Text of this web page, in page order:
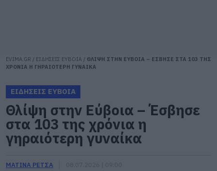
EVIMA.GR / ΕΙΔΗΣΕΙΣ ΕΥΒΟΙΑ / ΘΛΙΨΗ ΣΤΗΝ ΕΥΒΟΙΑ – ΕΣΒΗΣΕ ΣΤΑ 103 ΤΗΣ
ΧΡΟΝΙΑ Η ΓΗΡΑΙΟΤΕΡΗ ΓΥΝΑΙΚΑ
ΕΙΔΗΣΕΙΣ ΕΥΒΟΙΑ
Θλίψη στην Εύβοια – Έσβησε
στα 103 της χρόνια η
γηραιότερη γυναίκα
ΜΑΤΙΝΑ ΡΕΤΣΑ